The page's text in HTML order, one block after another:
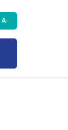
A-